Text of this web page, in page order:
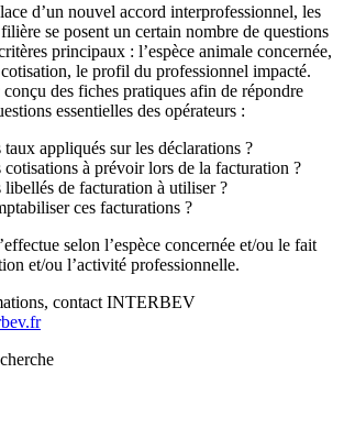
d’un nouvel accord interprofessionnel, les
se posent un certain nombre de questions
principaux : l’espèce animale concernée,
le profil du professionnel impacté.
des fiches pratiques afin de répondre
essentielles des opérateurs :
taux appliqués sur les déclarations ?
cotisations à prévoir lors de la facturation ?
libellés de facturation à utiliser ?
ces facturations ?
selon l’espèce concernée et/ou le fait
et/ou l’activité professionnelle.
contact INTERBEV